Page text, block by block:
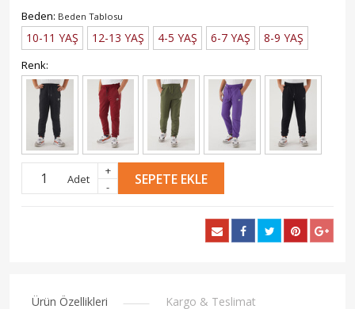
Beden: Beden Tablosu
10-11 YAŞ 12-13 YAŞ 4-5 YAŞ 6-7 YAŞ 8-9 YAŞ
Renk:
Adet
+
-
SEPETE EKLE
Ürün Özellikleri Kargo & Teslimat